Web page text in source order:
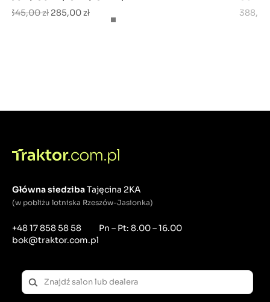
345,00 zł 285,00 zł 388,99
Główna siedzibaTajęcina 2KA
(w pobliżu lotniska Rzeszów-Jasionka)
+48 17 858 58 58
bok@traktor.com.pl
Pn – Pt: 8.00 – 16.00